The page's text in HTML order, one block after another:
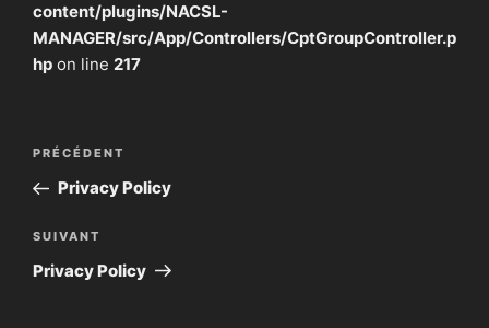
content/plugins/NACSL-
MANAGER/src/App/Controllers/CptGroupController.p
hp on line 217
Navigation
l’article
Article
précédent
PRÉCÉDENT
Privacy Policy
Article
suivant
SUIVANT
Privacy Policy